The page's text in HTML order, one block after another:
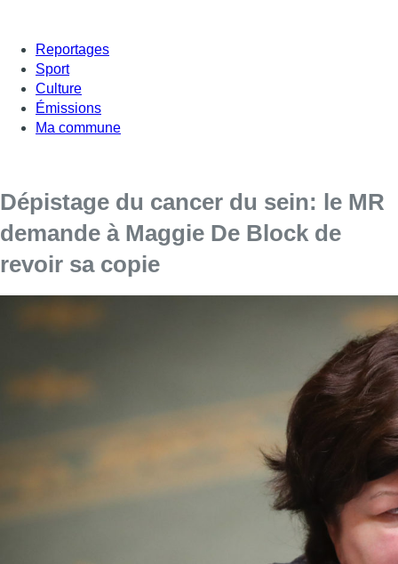
Reportages
Sport
Culture
Émissions
Ma commune
Dépistage du cancer du sein: le MR
demande à Maggie De Block de
revoir sa copie